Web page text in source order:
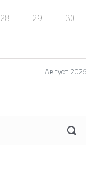
Август 2026
28 29 30